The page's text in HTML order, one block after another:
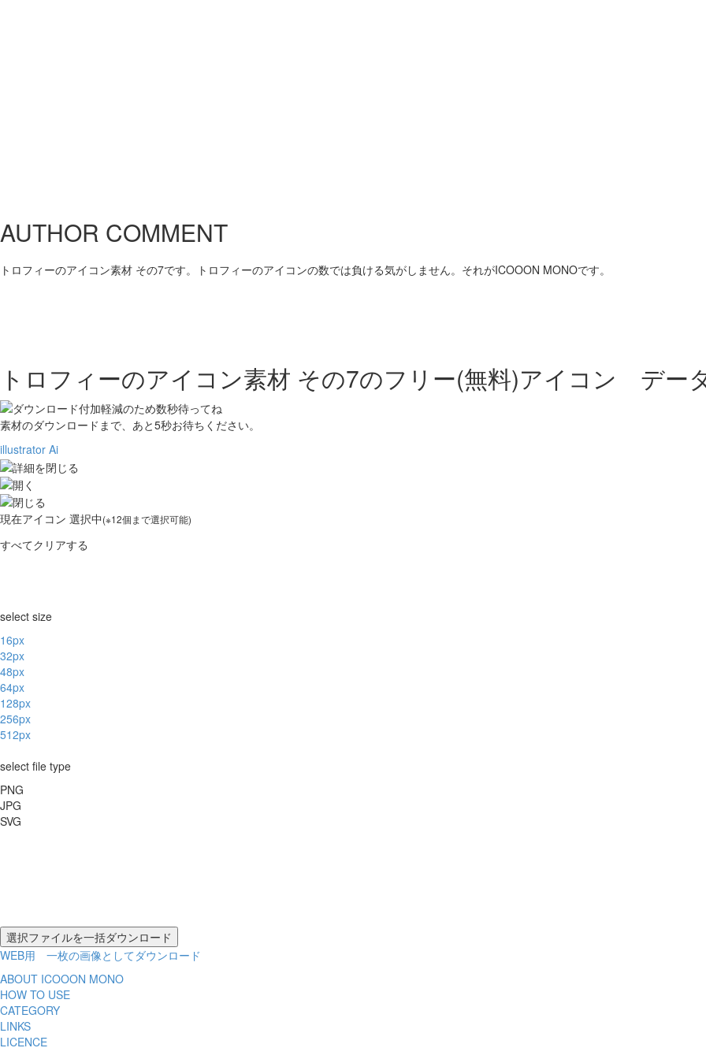
AUTHOR COMMENT
トロフィーのアイコン素材 その7です。トロフィーのアイコンの数では負ける気がしません。それがICOOON MONOです。
トロフィーのアイコン素材 その7のフリー(無料)アイコン デー
素材のダウンロードまで、あと5秒お待ちください。
illustrator Ai
現在アイコン 選択中(※12個まで選択可能)
すべてクリアする
select size
16px
32px
48px
64px
128px
256px
512px
select file type
PNG
JPG
SVG
WEB用 一枚の画像としてダウンロード
ABOUT ICOOON MONO
HOW TO USE
CATEGORY
LINKS
LICENCE